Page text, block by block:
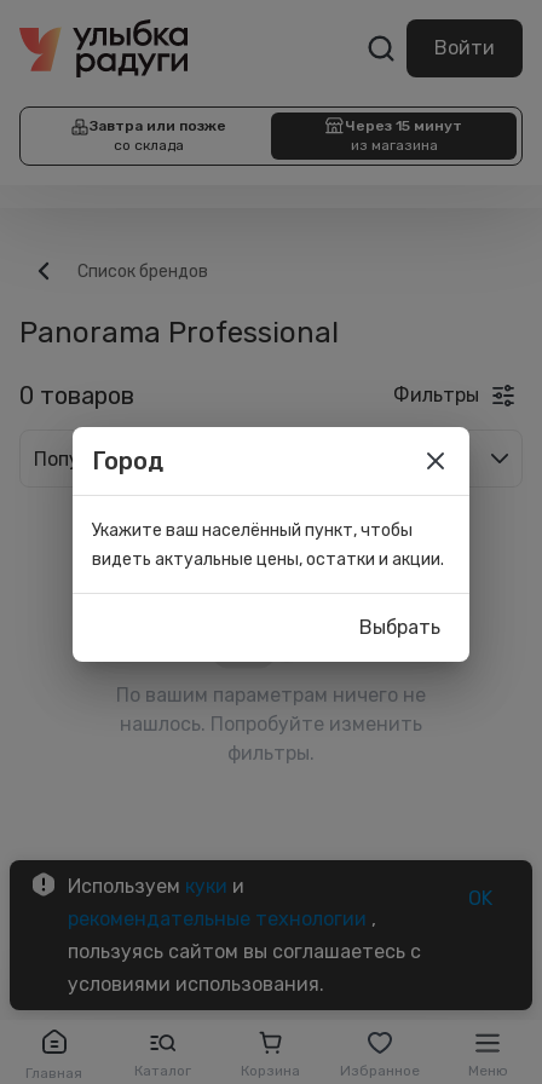
Войти
Завтра или позже
со склада
Через 15 минут
из магазина
Главная Каталог Корзина Избранное Меню
Список брендов
Panorama Professional
0 товаров Фильтры
Популярные
По вашим параметрам ничего не
нашлось. Попробуйте изменить
фильтры.
Используем куки и
рекомендательные технологии ,
пользуясь сайтом вы соглашаетесь с
условиями использования.
OK
Город
Укажите ваш населённый пункт, чтобы
видеть актуальные цены, остатки и акции.
Выбрать